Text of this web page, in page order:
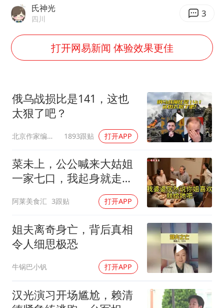
2025年小学教师减少13.19万
《龙餐馆》 冲奖
蒯曼挺进WTT横滨冠军赛女单四强
构建更高水平的全民健身公共服务体系
氏神光
四川 3
打开网易新闻 体验效果更佳
俄乌战损比是141，这也
太狠了吧？
北京作家编剧肥猪满圈 1893跟贴 打开APP
菜未上，公公喊来大姑姐
一家七口，我起身就走，
他怒喊：一万三谁付？
阿莱美食汇 3跟贴 打开APP
姐夫离奇身亡，背后真相
令人细思极恐
牛锅巴小钒 打开APP
汉光演习开场尴尬，赖清